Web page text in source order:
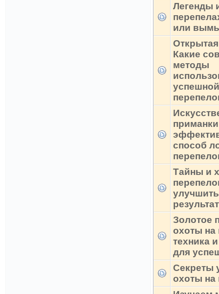
Легенды
или
Какие
методы
способ
Тайны и
Золотое
охоты на
техника
для
Секреты
охоты на